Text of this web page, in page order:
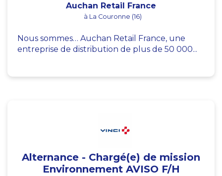
Auchan Retail France
à La Couronne (16)
Nous sommes… Auchan Retail France, une
entreprise de distribution de plus de 50 000...
Alternance - Chargé(e) de mission
Environnement AVISO F/H